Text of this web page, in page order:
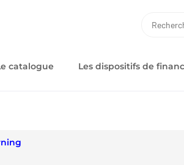
catalogue Les dispositifs de